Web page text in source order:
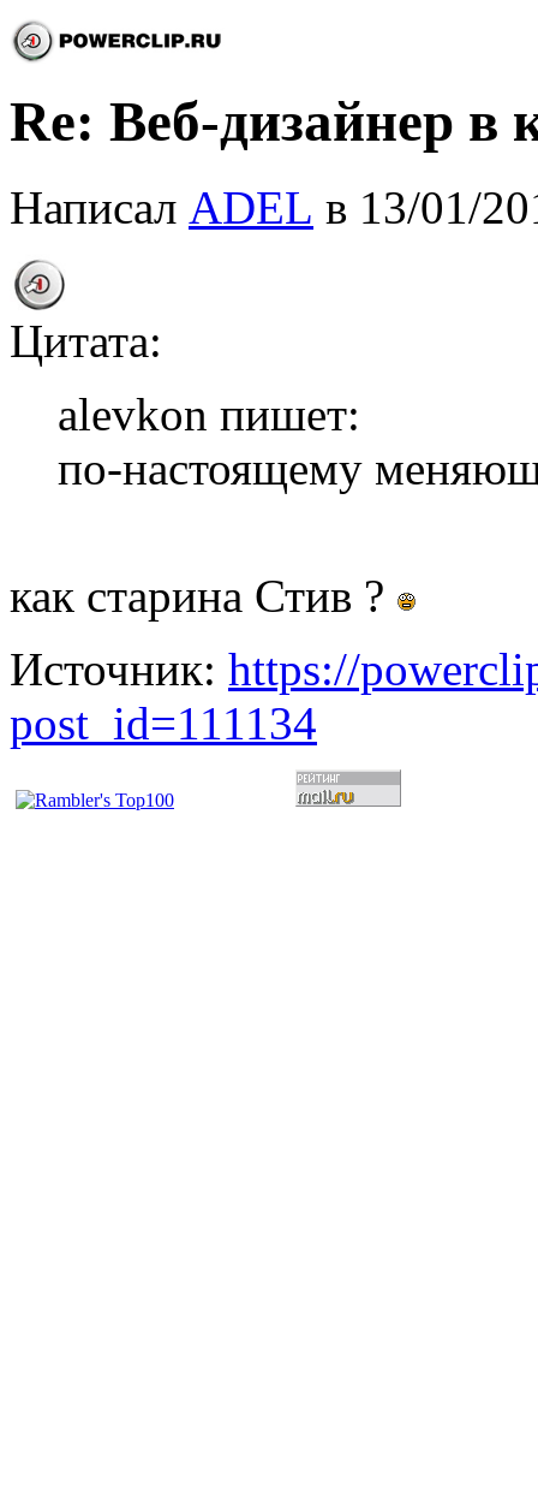
Re: Веб-дизайнер в
Написал ADEL в 13/01/
Цитата:
alevkon пишет:
по-настоящему
как старина Стив ?
Источник: https://
post_id=111134